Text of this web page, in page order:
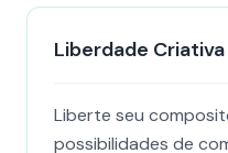
Liberdade Criativa
Liberte seu
possibilidades de